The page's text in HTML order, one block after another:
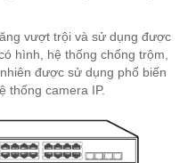
vượt trội và sử dụng được
hình, hệ thống chống trộm,
được sử dụng phổ biến
thống camera IP.